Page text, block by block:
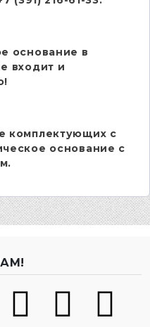
основание в
входит и
комплектующих с
основание с